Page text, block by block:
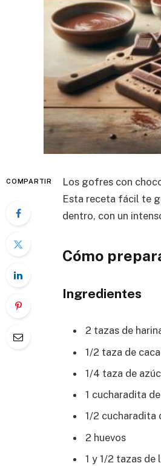
COMPARTIR
Los gofres con
Esta receta fácil te
dentro, con un
Cómo
Ingredientes
2 tazas de
1/2 taza de
1/4 taza de
1 cucharadita
1/2 cucharadita
2 huevos
1 y 1/2 tazas de